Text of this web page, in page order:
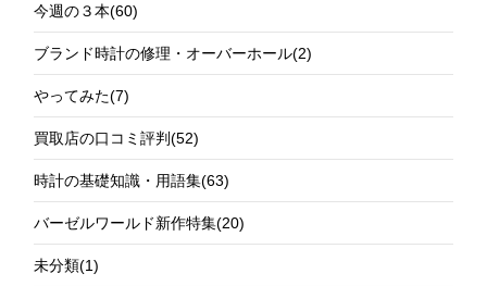
今週の３本(60)
ブランド時計の修理・オーバーホール(2)
やってみた(7)
買取店の口コミ評判(52)
時計の基礎知識・用語集(63)
バーゼルワールド新作特集(20)
未分類(1)